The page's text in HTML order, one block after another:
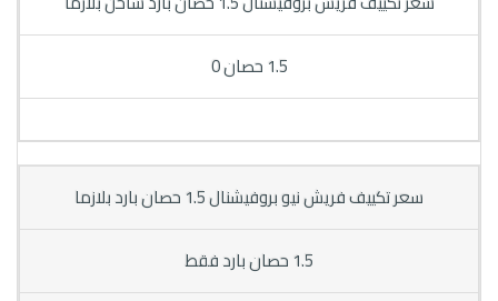
1.5 حصان 0
سعر تكييف فريش نيو بروفيشنال 1.5 حصان بارد بلازما
1.5 حصان بارد فقط